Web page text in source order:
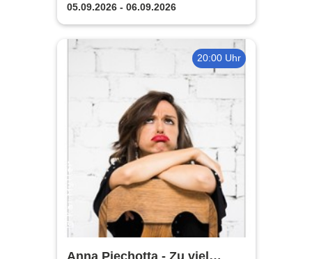
05.09.2026 - 06.09.2026
20:00 Uhr
Anna Piechotta - Zu viel